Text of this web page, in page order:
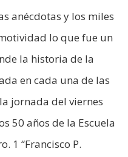
anécdotas y los miles
lo que fue un
la historia de la
en cada una de las
jornada del viernes
50 años de la Escuela
1 “Francisco P.